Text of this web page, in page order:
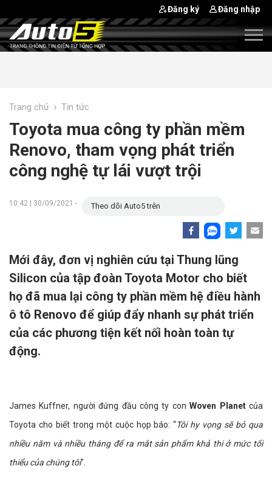
Đăng ký Đăng nhập
Trang chủ › Tin tức
Toyota mua công ty phần mềm
Renovo, tham vọng phát triển
công nghệ tự lái vượt trội
10:42 | 30/09/2021 - Theo dõi Auto5 trên
Mới đây, đơn vị nghiên cứu tại Thung lũng
Silicon của tập đoàn Toyota Motor cho biết
họ đã mua lại công ty phần mềm hệ điều hành
ô tô Renovo để giúp đẩy nhanh sự phát triển
của các phương tiện kết nối hoàn toàn tự
động.
James Kuffner, người đứng đầu công ty conWoven Planetcủa
Toyota cho biết trong một cuộc họp báo: “Tôi hy vọng sẽ bỏ qua
nhiều năm và nhiều tháng để ra mắt sản phẩm khả thi ở mức tối
thiểu của chúng tôi”.